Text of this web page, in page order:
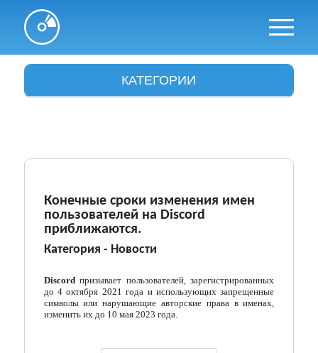
КАТЕГОРИИ
Браузеры
Графика
Драйвера
Интересное
Интернет и сети
Конечные сроки изменения имен
пользователей на Discord
приближаются.
Категория - Новости
Discordпризывает пользователей, зарегистрированных
до 4 октября 2021 года и использующих запрещенные
символы или нарушающие авторские права в именах,
изменить их до 10 мая 2023 года.